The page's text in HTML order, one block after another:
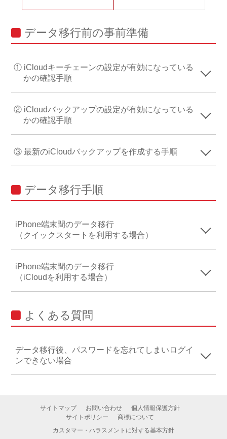
データ移行前の事前準備
① iCloudキーチェーンの設定が有効になっている
かの確認手順
② iCloudバックアップの設定が有効になっている
かの確認手順
③ 最新のiCloudバックアップを作成する手順
データ移行手順
iPhone端末間のデータ移行
（クイックスタートを利用する場合）
iPhone端末間のデータ移行
（iCloudを利用する場合）
よくある質問
データ移行後、パスワードを忘れてしまいログイ
ンできない場合
サイトマップ お問い合わせ
個人情報保護方針
サイトポリシー
商標について
カスタマー・ハラスメントに対する基本方針